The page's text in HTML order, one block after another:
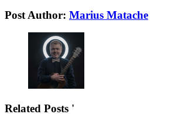
Post Author: Marius Matache
Related Posts '